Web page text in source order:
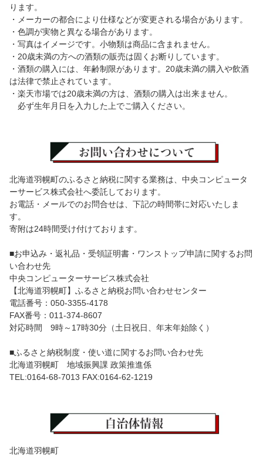
ります。
・メーカーの都合により仕様などが変更される場合があります。
・色調が実物と異なる場合があります。
・写真はイメージです。小物類は商品に含まれません。
・20歳未満の方への酒類の販売は固くお断りしています。
・酒類の購入には、年齢制限があります。20歳未満の購入や飲酒
は法律で禁止されています。
・楽天市場では20歳未満の方は、酒類の購入は出来ません。
必ず生年月日を入力した上でご購入ください。
北海道羽幌町のふるさと納税に関する業務は、中央コンピュータ
ーサービス株式会社へ委託しております。
お電話・メールでのお問合せは、下記の時間帯に対応いたしま
す。
寄附は24時間受け付けております。
■お申込み・返礼品・受領証明書・ワンストップ申請に関するお問
い合わせ先
中央コンピューターサービス株式会社
【北海道羽幌町】ふるさと納税お問い合わせセンター
電話番号：050-3355-4178
FAX番号：011-374-8607
対応時間 9時～17時30分（土日祝日、年末年始除く）
■ふるさと納税制度・使い道に関するお問い合わせ先
北海道羽幌町 地域振興課 政策推進係
TEL:0164-68-7013 FAX:0164-62-1219
北海道羽幌町